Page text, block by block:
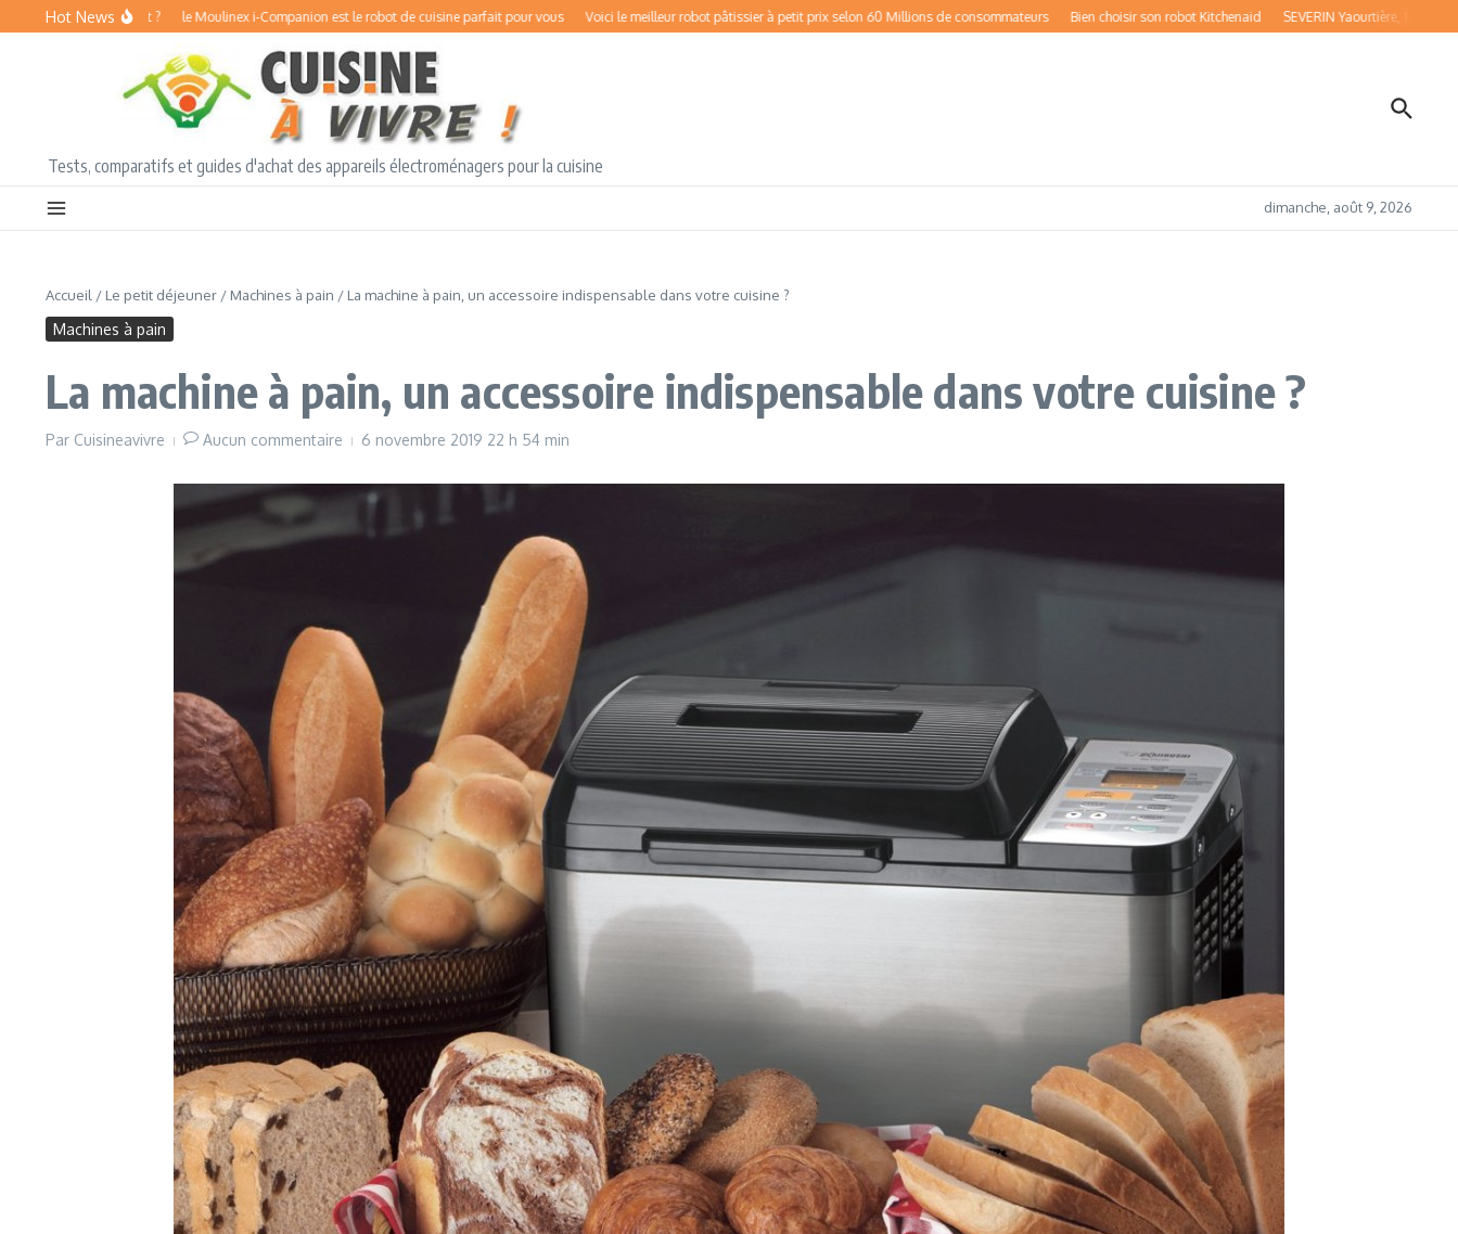
Aller au contenu
Hot News
chauffant ? le Moulinex i-Companion est le robot de cuisine parfait pour vous Voici le meilleur robot pâtissier à petit prix selon 60 Millions de consommateurs Bien choisir son robot Kitchenaid SEVERIN Yaourtière, 14 Pots de 150
Tests, comparatifs et guides d'achat des appareils électroménagers pour la cuisine
dimanche, août 9, 2026
Accueil / Le petit déjeuner / Machines à pain / La machine à pain, un accessoire indispensable dans votre cuisine ?
Machines à pain
La machine à pain, un accessoire indispensable dans votre cuisine ?
Par Cuisineavivre Aucun commentaire 6 novembre 2019 22 h 54 min